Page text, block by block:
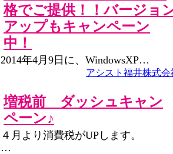
格でご提供！！バージョ
アップもキャンペーン
中！
2014年4月9日に、WindowsXP…
アシスト福井株式会
増税前 ダッシュキャン
ペーン♪
４月より消費税がUPします。
…